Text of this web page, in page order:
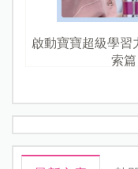
啟動寶寶超級學習
索